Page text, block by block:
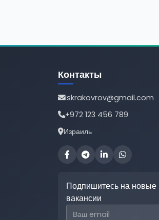
Контакты
iskrakovrov@gmail.com
+972 123 456 789
Израиль
Подпишитесь на новые
вакансии
Email для подписки